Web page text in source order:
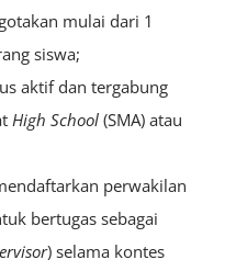
mulai dari 1
siswa;
aktif dan tergabung
High School (SMA) atau
perwakilan
bertugas sebagai
) selama kontes